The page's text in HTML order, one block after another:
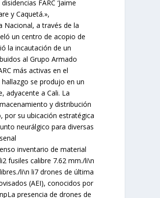
FARC ‘Jaime
y Caquetá.»,
Nacional, a través de la
un centro de acopio de
la incautación de un
al Grupo Armado
más activas en el
se produjo en un
adyacente a Cali. La
y distribución
por su ubicación estratégica
neurálgico para diversas
inventario de material
fusiles calibre 7.62 mm./li\n
li\n li7 drones de última
(AEI), conocidos por
presencia de drones de